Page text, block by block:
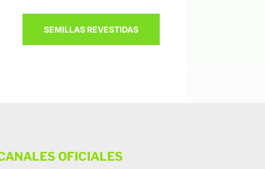
SEMILLAS REVESTIDAS
OFICIALES